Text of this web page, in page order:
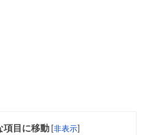
項目に移動 [非表示]